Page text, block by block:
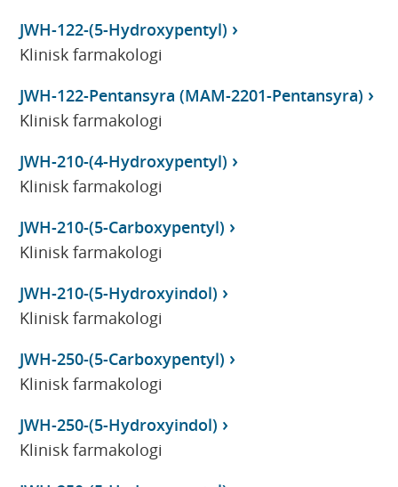
JWH-122-(5-Hydroxypentyl)
Klinisk farmakologi
JWH-122-Pentansyra (MAM-2201-Pentansyra)
Klinisk farmakologi
JWH-210-(4-Hydroxypentyl)
Klinisk farmakologi
JWH-210-(5-Carboxypentyl)
Klinisk farmakologi
JWH-210-(5-Hydroxyindol)
Klinisk farmakologi
JWH-250-(5-Carboxypentyl)
Klinisk farmakologi
JWH-250-(5-Hydroxyindol)
Klinisk farmakologi